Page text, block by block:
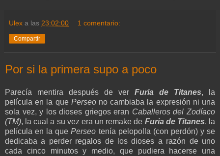
Ulex a las 23:02:00 1 comentario:
Compartir
Por si la primera supo a poco
Parecía mentira después de ver Furia de Titanes, la
película en la que Perseo no cambiaba la expresión ni una
sola vez, y los dioses griegos eran Caballeros del Zodíaco
(TM), la cual a su vez era un remake de Furia de Titanes, la
película en la quePerseo tenía pelopolla (con perdón) y se
dedicaba a perder regalos de los dioses a razón de uno
cada cinco minutos y medio, que pudiera hacerse una